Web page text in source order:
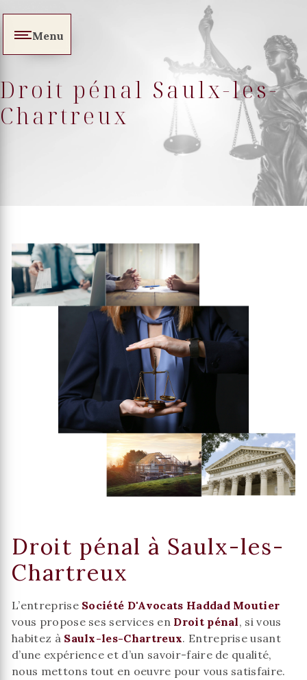
Menu
Droit pénal Saulx-les-
Chartreux
Droit pénal à Saulx-les-
Chartreux
L’entreprise Société D'Avocats Haddad Moutier
vous propose ses services en Droit pénal, si vous
habitez à Saulx-les-Chartreux. Entreprise usant
d’une expérience et d’un savoir-faire de qualité,
nous mettons tout en oeuvre pour vous satisfaire.